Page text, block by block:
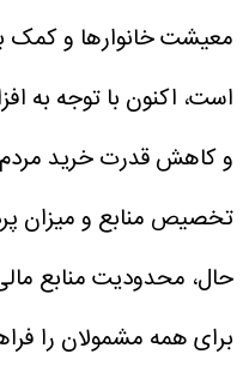
معیشت خانوارها و کمک
است، اکنون با توجه به
و کاهش قدرت خرید مردم،
تخصیص منابع و میزان
حال، محدودیت منابع
برای همه مشمولان را